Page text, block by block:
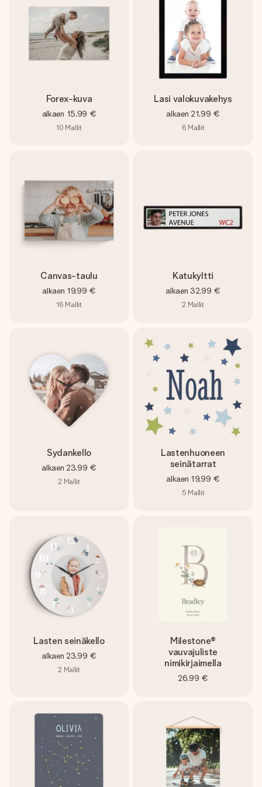
Forex-kuva
alkaen 15,99 €
10 Mallit
Lasi valokuvakehys
alkaen 21,99 €
6 Mallit
Canvas-taulu
alkaen 19,99 €
16 Mallit
Katukyltti
alkaen 32,99 €
2 Mallit
Sydankello
alkaen 23,99 €
2 Mallit
Lastenhuoneen
seinätarrat
alkaen 19,99 €
5 Mallit
Lasten seinäkello
alkaen 23,99 €
2 Mallit
Milestone®
vauvajuliste
nimikirjaimella
26,99 €